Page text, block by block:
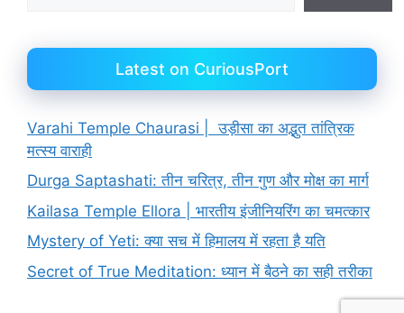
Latest on CuriousPort
Varahi Temple Chaurasi | उड़ीसा का अद्भुत तांत्रिक
मत्स्य वाराही
Durga Saptashati: तीन चरित्र, तीन गुण और मोक्ष का मार्ग
Kailasa Temple Ellora | भारतीय इंजीनियरिंग का चमत्कार
Mystery of Yeti: क्या सच में हिमालय में रहता है यति
Secret of True Meditation: ध्यान में बैठने का सही तरीका